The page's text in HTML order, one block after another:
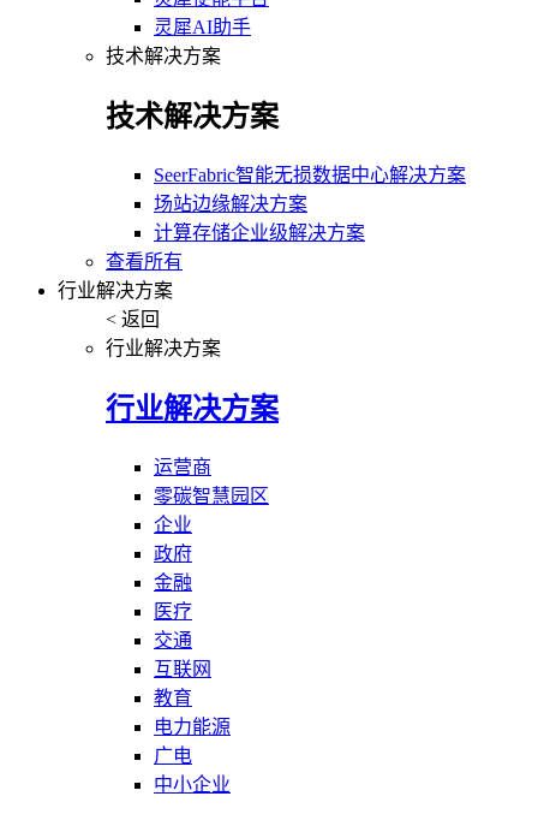
灵犀AI助手
技术解决方案
技术解决方案
SeerFabric智能无损数据中心解决方案
场站边缘解决方案
计算存储企业级解决方案
查看所有
行业解决方案
< 返回
行业解决方案
行业解决方案
运营商
零碳智慧园区
企业
政府
金融
医疗
交通
互联网
教育
电力能源
广电
中小企业